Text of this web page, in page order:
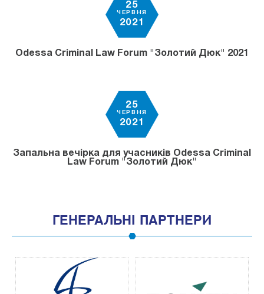
25
ЧЕРВНЯ
2021
Odessa Criminal Law Forum "Золотий Дюк" 2021
25
ЧЕРВНЯ
2021
Запальна вечірка для учасників Odessa Criminal
Law Forum "Золотий Дюк"
ГЕНЕРАЛЬНІ ПАРТНЕРИ